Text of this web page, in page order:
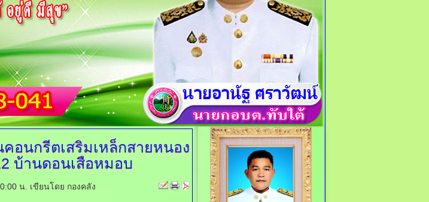
อนกรีตเสริมเหล็กสายหนอง
บ้านดอนเสือหมอบ
น. เขียนโดย กองคลัง